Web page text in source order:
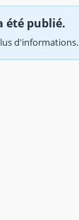
été publié.
d'informations.